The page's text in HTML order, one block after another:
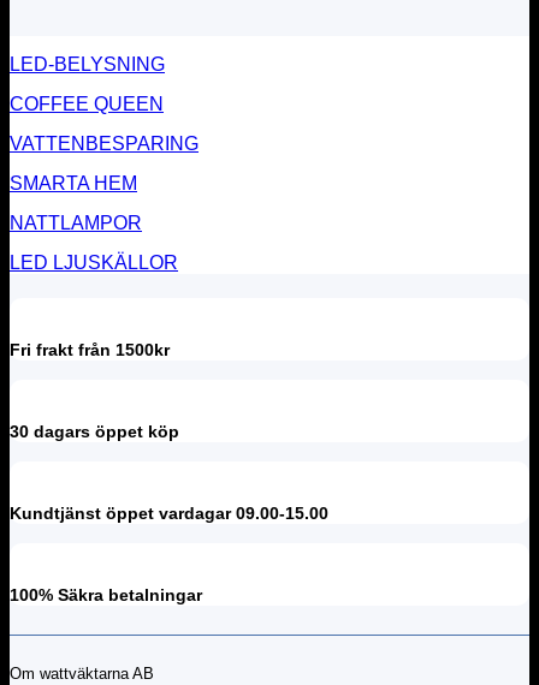
LED-BELYSNING
COFFEE QUEEN
VATTENBESPARING
SMARTA HEM
NATTLAMPOR
LED LJUSKÄLLOR
Fri frakt från 1500kr
30 dagars öppet köp
Kundtjänst öppet vardagar 09.00-15.00
100% Säkra betalningar
Om wattväktarna AB